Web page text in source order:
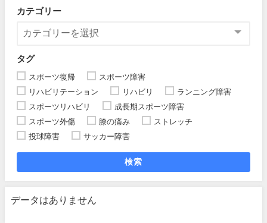
カテゴリー
タグ
スポーツ復帰
スポーツ障害
リハビリテーション
リハビリ
ランニング障害
スポーツリハビリ
成長期スポーツ障害
スポーツ外傷
膝の痛み
ストレッチ
投球障害
サッカー障害
検索
データはありません